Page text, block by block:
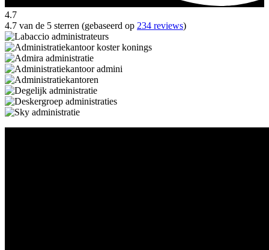
4.7
4.7 van de 5 sterren (gebaseerd op 234 reviews)